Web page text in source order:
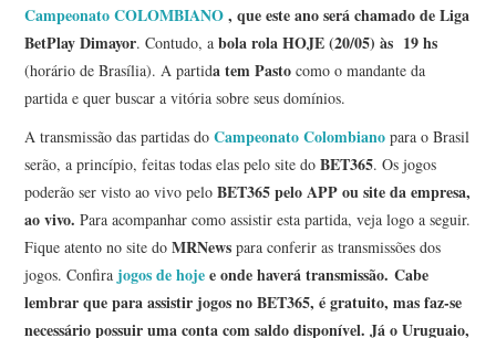
Campeonato COLOMBIANO, que este ano será chamado de Liga
BetPlay Dimayor. Contudo, a bola rola HOJE (20/05) às 19 hs
(horário de Brasília). A partida tem Pastocomo o mandante da
partida e quer buscar a vitória sobre seus domínios.
A transmissão das partidas doCampeonato Colombianopara o Brasil
serão, a princípio, feitas todas elas pelo site doBET365. Os jogos
poderão ser visto ao vivo peloBET365pelo APP ou site da empresa,
ao vivo. Para acompanhar como assistir esta partida, veja logo a seguir.
Fique atento no site doMRNews para conferir as transmissões dos
jogos. Confira jogos de hojee onde haverá transmissão. Cabe
lembrar que para assistir jogos no BET365, é gratuito, mas faz-se
necessário possuir uma conta com saldo disponível. Já o Uruguaio,